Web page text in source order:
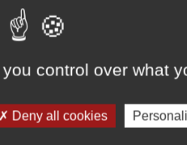
control over what
Deny all cookies